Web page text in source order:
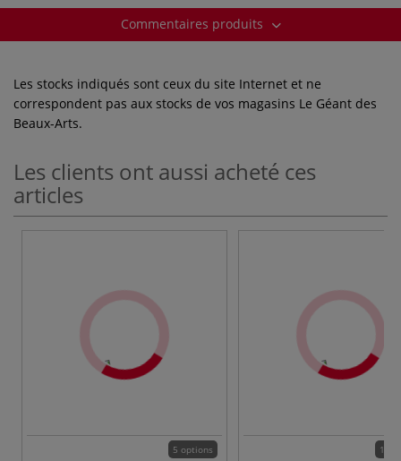
Commentaires produits
Les stocks indiqués sont ceux du site Internet et ne
correspondent pas aux stocks de vos magasins Le Géant des
Beaux-Arts.
Les clients ont aussi acheté ces
articles
5 options 13